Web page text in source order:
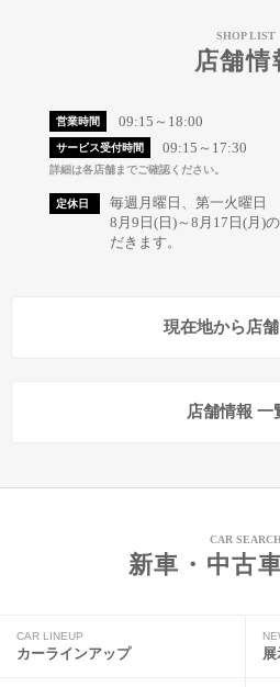
SHOP LIST
店舗情
営業時間 09:15～18:00
サービス受付時間 09:15～17:30
詳細は各店舗までご確認ください。
定休日
毎週月曜日、第一火曜日
8月9日(日)～8月17日(月)
だきます。
現在地から店
店舗情報 一
CAR
新車・中古
CAR LINEUP
カーラインアップ